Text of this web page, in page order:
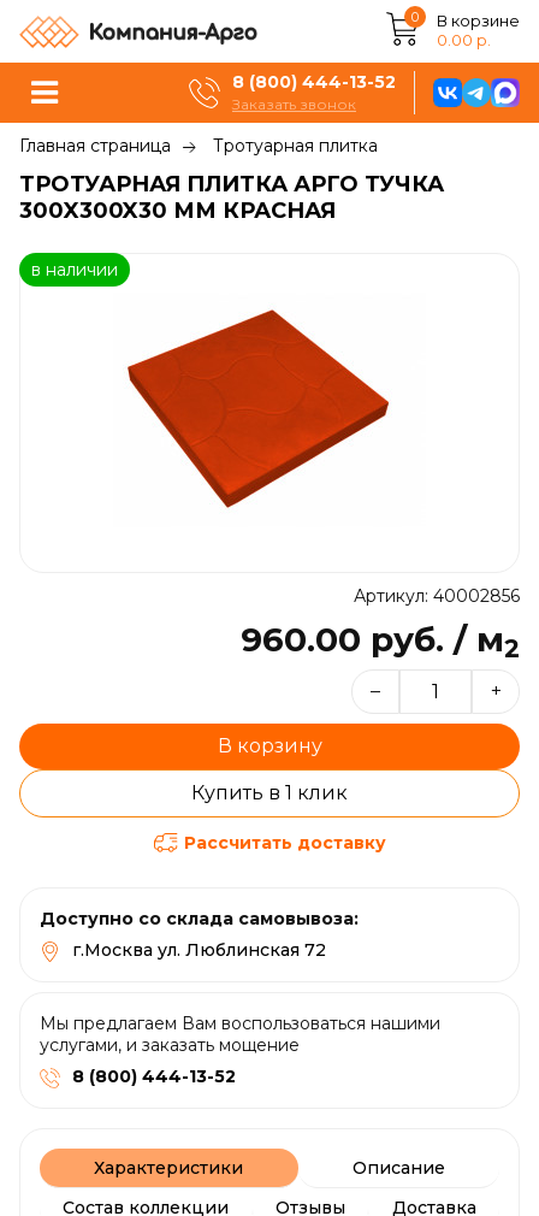
0
В корзине
0.00 р.
8 (800) 444-13-52
Заказать звонок
Главная страница Тротуарная плитка
ТРОТУАРНАЯ ПЛИТКА АРГО ТУЧКА
300X300X30 ММ КРАСНАЯ
в наличии
Артикул: 40002856
960.00 руб. / м2
– +
В корзину
Купить в 1 клик
Рассчитать доставку
Доступно со склада самовывоза:
г.Москва ул. Люблинская 72
Мы предлагаем Вам воспользоваться нашими
услугами, и заказать мощение
8 (800) 444-13-52
Характеристики
Описание
Состав коллекции
Отзывы Доставка